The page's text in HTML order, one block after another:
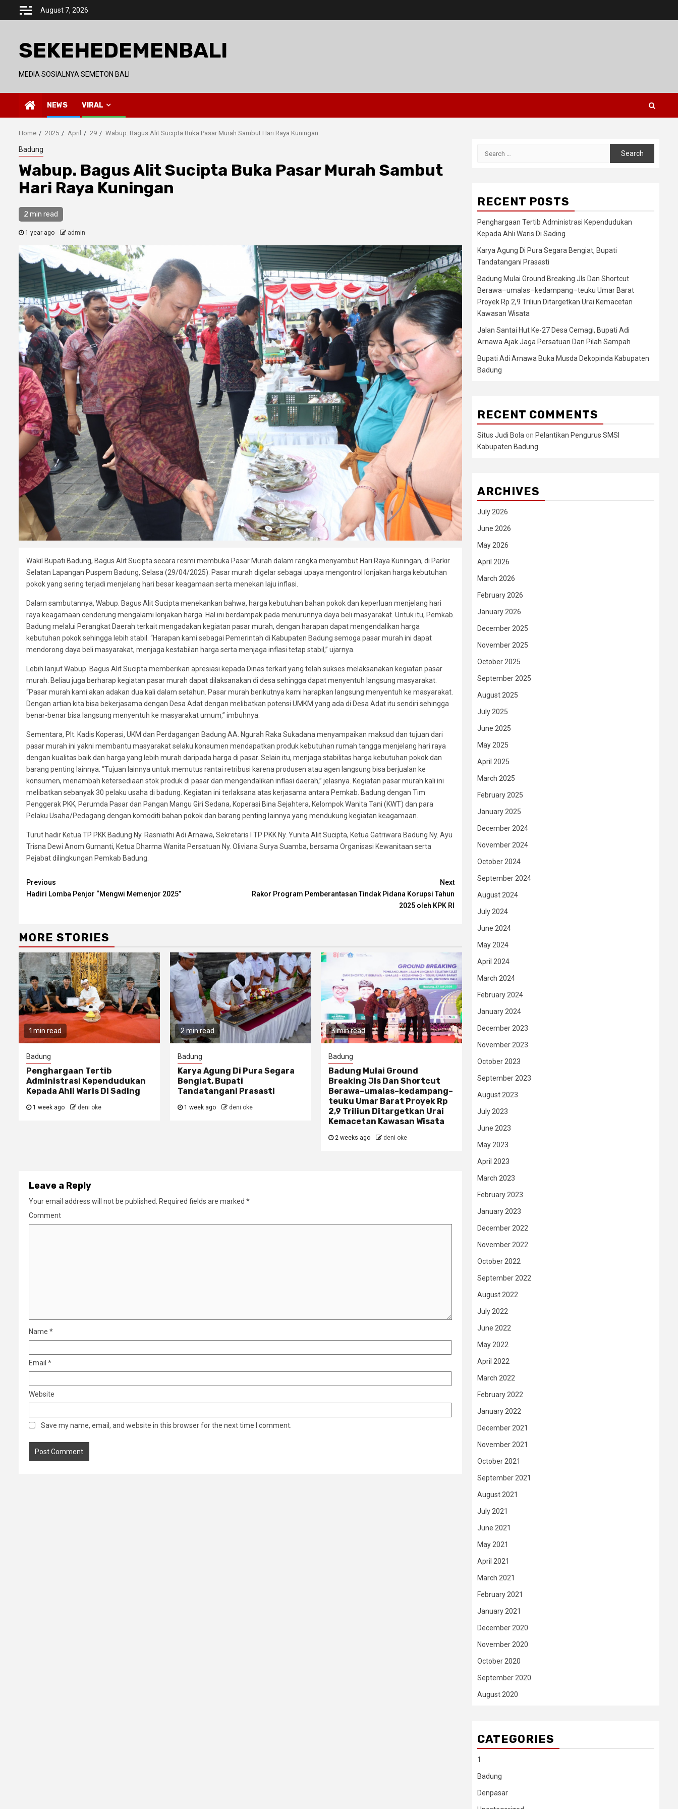
August 7, 2026
SEKEHEDEMENBALI
MEDIA SOSIALNYA SEMETON BALI
NEWS VIRAL
Home 2025 April 29 Wabup. Bagus Alit Sucipta Buka Pasar Murah Sambut Hari Raya Kuningan
Badung
Wabup. Bagus Alit Sucipta Buka Pasar Murah Sambut
Hari Raya Kuningan
2 min read
1 year ago admin
Wakil Bupati Badung, Bagus Alit Sucipta secara resmi membuka Pasar Murah dalam rangka menyambut Hari Raya Kuningan, di Parkir
Selatan Lapangan Puspem Badung, Selasa (29/04/2025). Pasar murah digelar sebagai upaya mengontrol lonjakan harga kebutuhan
pokok yang sering terjadi menjelang hari besar keagamaan serta menekan laju inflasi.
Dalam sambutannya, Wabup. Bagus Alit Sucipta menekankan bahwa, harga kebutuhan bahan pokok dan keperluan menjelang hari
raya keagamaan cenderung mengalami lonjakan harga. Hal ini berdampak pada menurunnya daya beli masyarakat. Untuk itu, Pemkab.
Badung melalui Perangkat Daerah terkait mengadakan kegiatan pasar murah, dengan harapan dapat mengendalikan harga
kebutuhan pokok sehingga lebih stabil. “Harapan kami sebagai Pemerintah di Kabupaten Badung semoga pasar murah ini dapat
mendorong daya beli masyarakat, menjaga kestabilan harga serta menjaga inflasi tetap stabil,” ujarnya.
Lebih lanjut Wabup. Bagus Alit Sucipta memberikan apresiasi kepada Dinas terkait yang telah sukses melaksanakan kegiatan pasar
murah. Beliau juga berharap kegiatan pasar murah dapat dilaksanakan di desa sehingga dapat menyentuh langsung masyarakat.
“Pasar murah kami akan adakan dua kali dalam setahun. Pasar murah berikutnya kami harapkan langsung menyentuh ke masyarakat.
Dengan artian kita bisa bekerjasama dengan Desa Adat dengan melibatkan potensi UMKM yang ada di Desa Adat itu sendiri sehingga
benar-benar bisa langsung menyentuh ke masyarakat umum,” imbuhnya.
Sementara, Plt. Kadis Koperasi, UKM dan Perdagangan Badung AA. Ngurah Raka Sukadana menyampaikan maksud dan tujuan dari
pasar murah ini yakni membantu masyarakat selaku konsumen mendapatkan produk kebutuhan rumah tangga menjelang hari raya
dengan kualitas baik dan harga yang lebih murah daripada harga di pasar. Selain itu, menjaga stabilitas harga kebutuhan pokok dan
barang penting lainnya. “Tujuan lainnya untuk memutus rantai retribusi karena produsen atau agen langsung bisa berjualan ke
konsumen, menambah ketersediaan stok produk di pasar dan mengendalikan inflasi daerah,” jelasnya. Kegiatan pasar murah kali ini
melibatkan sebanyak 30 pelaku usaha di badung. Kegiatan ini terlaksana atas kerjasama antara Pemkab. Badung dengan Tim
Penggerak PKK, Perumda Pasar dan Pangan Mangu Giri Sedana, Koperasi Bina Sejahtera, Kelompok Wanita Tani (KWT) dan para
Pelaku Usaha/Pedagang dengan komoditi bahan pokok dan barang penting lainnya yang mendukung kegiatan keagamaan.
Turut hadir Ketua TP PKK Badung Ny. Rasniathi Adi Arnawa, Sekretaris I TP PKK Ny. Yunita Alit Sucipta, Ketua Gatriwara Badung Ny. Ayu
Trisna Dewi Anom Gumanti, Ketua Dharma Wanita Persatuan Ny. Oliviana Surya Suamba, bersama Organisasi Kewanitaan serta
Pejabat dilingkungan Pemkab Badung.
Continue
Reading
Previous
Hadiri Lomba Penjor “Mengwi Memenjor 2025”
Next
Rakor Program Pemberantasan Tindak Pidana Korupsi Tahun
2025 oleh KPK RI
MORE STORIES
1 min read
Badung
Penghargaan Tertib
Administrasi Kependudukan
Kepada Ahli Waris Di Sading
1 week ago deni oke
2 min read
Badung
Karya Agung Di Pura Segara
Bengiat, Bupati
Tandatangani Prasasti
1 week ago deni oke
3 min read
Badung
Badung Mulai Ground
Breaking Jls Dan Shortcut
Berawa–umalas–kedampang–
teuku Umar Barat Proyek Rp
2,9 Triliun Ditargetkan Urai
Kemacetan Kawasan Wisata
2 weeks ago deni oke
Leave a Reply
Your email address will not be published. Required fields are marked *
Comment
Name *
Email *
Website
Save my name, email, and website in this browser for the next time I comment.
RECENT POSTS
Penghargaan Tertib Administrasi Kependudukan
Kepada Ahli Waris Di Sading
Karya Agung Di Pura Segara Bengiat, Bupati
Tandatangani Prasasti
Badung Mulai Ground Breaking Jls Dan Shortcut
Berawa–umalas–kedampang–teuku Umar Barat
Proyek Rp 2,9 Triliun Ditargetkan Urai Kemacetan
Kawasan Wisata
Jalan Santai Hut Ke-27 Desa Cemagi, Bupati Adi
Arnawa Ajak Jaga Persatuan Dan Pilah Sampah
Bupati Adi Arnawa Buka Musda Dekopinda Kabupaten
Badung
RECENT COMMENTS
Situs Judi Bola on Pelantikan Pengurus SMSI
Kabupaten Badung
ARCHIVES
July 2026
June 2026
May 2026
April 2026
March 2026
February 2026
January 2026
December 2025
November 2025
October 2025
September 2025
August 2025
July 2025
June 2025
May 2025
April 2025
March 2025
February 2025
January 2025
December 2024
November 2024
October 2024
September 2024
August 2024
July 2024
June 2024
May 2024
April 2024
March 2024
February 2024
January 2024
December 2023
November 2023
October 2023
September 2023
August 2023
July 2023
June 2023
May 2023
April 2023
March 2023
February 2023
January 2023
December 2022
November 2022
October 2022
September 2022
August 2022
July 2022
June 2022
May 2022
April 2022
March 2022
February 2022
January 2022
December 2021
November 2021
October 2021
September 2021
August 2021
July 2021
June 2021
May 2021
April 2021
March 2021
February 2021
January 2021
December 2020
November 2020
October 2020
September 2020
August 2020
CATEGORIES
1
Badung
Denpasar